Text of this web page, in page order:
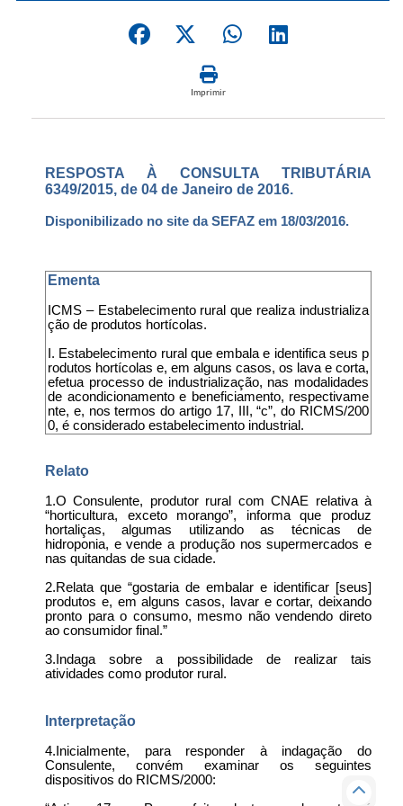
Imprimir
RESPOSTA À CONSULTA TRIBUTÁRIA
6349/2015, de 04 de Janeiro de 2016.
Disponibilizado no site da SEFAZ em 18/03/2016.
Ementa
ICMS – Estabelecimento rural que realiza industrializa
ção de produtos hortícolas.
I. Estabelecimento rural que embala e identifica seus p
rodutos hortícolas e, em alguns casos, os lava e corta,
efetua processo de industrialização, nas modalidades
de acondicionamento e beneficiamento, respectivame
nte, e, nos termos do artigo 17, III, “c”, do RICMS/200
0, é considerado estabelecimento industrial.
Relato
1.O Consulente, produtor rural com CNAE relativa à
“horticultura, exceto morango”, informa que produz
hortaliças, algumas utilizando as técnicas de
hidroponia, e vende a produção nos supermercados e
nas quitandas de sua cidade.
2.Relata que “gostaria de embalar e identificar [seus]
produtos e, em alguns casos, lavar e cortar, deixando
pronto para o consumo, mesmo não vendendo direto
ao consumidor final.”
3.Indaga sobre a possibilidade de realizar tais
atividades como produtor rural.
Interpretação
4.Inicialmente, para responder à indagação do
Consulente, convém examinar os seguintes
dispositivos do RICMS/2000: